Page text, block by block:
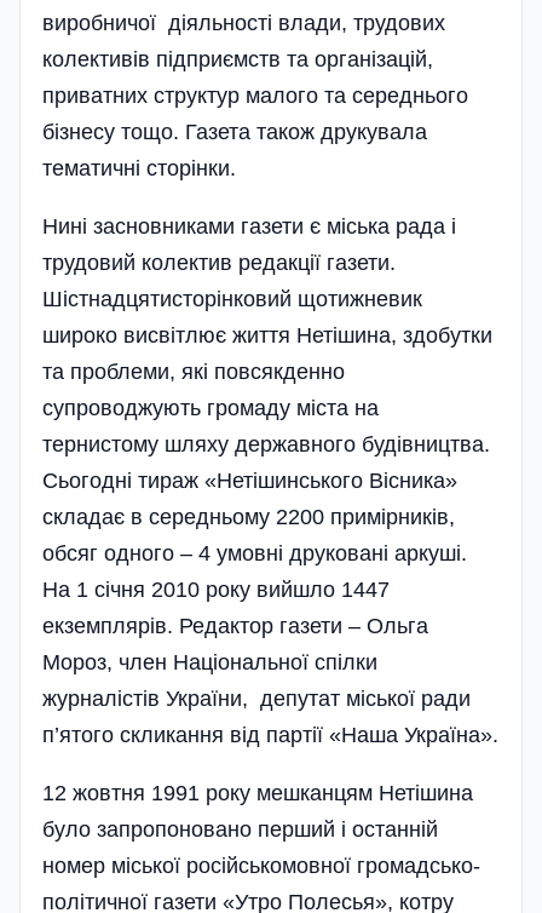
виробничої діяльності влади, трудових
колективів підприємств та організацій,
приватних структур малого та середнього
бізнесу тощо. Газета також друкувала
тематичні сторінки.
Нині засновниками газети є міська рада і
трудовий колектив редакції газети.
Шістнадцятисторінковий щотижневик
широко висвітлює життя Нетішина, здобутки
та проблеми, які повсякденно
супроводжують громаду міста на
тернистому шляху державного будівництва.
Сьогодні тираж «Нетішинського Вісника»
складає в середньому 2200 примірників,
обсяг одного – 4 умовні друковані аркуші.
На 1 січня 2010 року вийшло 1447
екземплярів. Редактор газети – Ольга
Мороз, член Національної спілки
журналістів України, депутат міської ради
п’ятого скликання від партії «Наша Україна».
12 жовтня 1991 року мешканцям Нетішина
було запропоновано перший і останній
номер міської російськомовної громадсько-
політичної газети «Утро Полесья», котру